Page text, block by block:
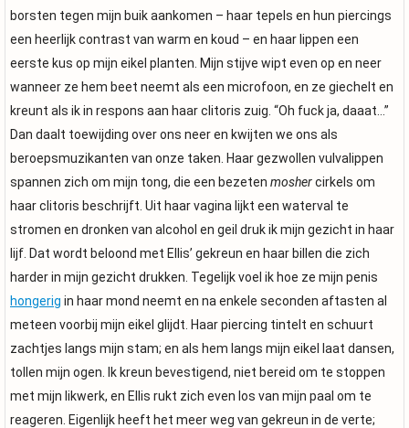
borsten tegen mijn buik aankomen – haar tepels en hun piercings
een heerlijk contrast van warm en koud – en haar lippen een
eerste kus op mijn eikel planten. Mijn stijve wipt even op en neer
wanneer ze hem beet neemt als een microfoon, en ze giechelt en
kreunt als ik in respons aan haar clitoris zuig. “Oh fuck ja, daaat…”
Dan daalt toewijding over ons neer en kwijten we ons als
beroepsmuzikanten van onze taken. Haar gezwollen vulvalippen
spannen zich om mijn tong, die een bezeten moshercirkels om
haar clitoris beschrijft. Uit haar vagina lijkt een waterval te
stromen en dronken van alcohol en geil druk ik mijn gezicht in haar
lijf. Dat wordt beloond met Ellis’ gekreun en haar billen die zich
harder in mijn gezicht drukken. Tegelijk voel ik hoe ze mijn penis
hongerig in haar mond neemt en na enkele seconden aftasten al
meteen voorbij mijn eikel glijdt. Haar piercing tintelt en schuurt
zachtjes langs mijn stam; en als hem langs mijn eikel laat dansen,
tollen mijn ogen. Ik kreun bevestigend, niet bereid om te stoppen
met mijn likwerk, en Ellis rukt zich even los van mijn paal om te
reageren. Eigenlijk heeft het meer weg van gekreun in de verte;